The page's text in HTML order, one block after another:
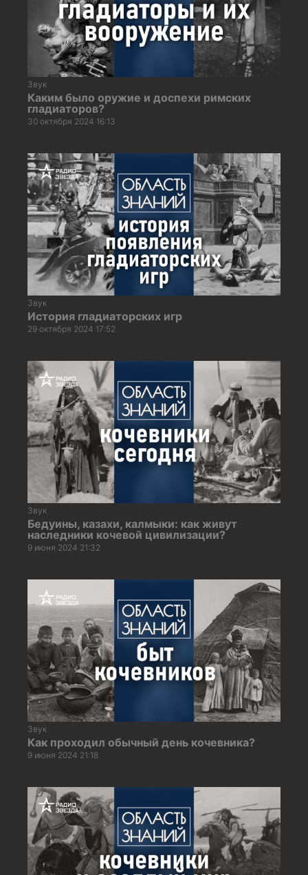
Звук
Каким было оружие и доспехи римских
гладиаторов?
30 октября 2024 16:13
Звук
История гладиаторских игр
29 октября 2024 17:52
Звук
Бедуины, казахи, калмыки: как живут
наследники кочевой цивилизации?
9 июня 2024 21:32
Звук
Как проходил обычный день кочевника?
9 июня 2024 21:18